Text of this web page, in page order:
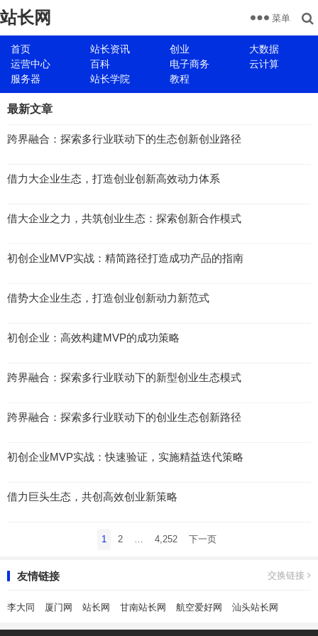
站长网
首页 站长资讯 创业
大数据
运营中心
百科 电子商务
云计算
服务器
站长学院 教程
菜单
最新文章
跨界融合：探索多行业联动下的生态创新创业路径
借力大企业生态，打造创业创新高效动力体系
借大企业之力，共筑创业生态：探索创新合作模式
初创企业MVP实战：精简路径打造成功产品的指南
借势大企业生态，打造创业创新动力新范式
初创企业：高效构建MVP的成功策略
跨界融合：探索多行业联动下的新型创业生态模式
跨界融合：探索多行业联动下的创业生态创新路径
初创企业MVP实战：快速验证，实施精益迭代策略
借力巨头生态，共创高效创业新策略
航
1 2 … 4,252 下一页
友情链接 交换链接
李大同 厦门网 站长网 甘南站长网 航空爱好网 汕头站长网